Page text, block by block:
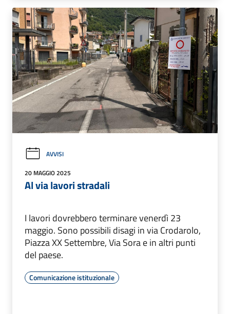
AVVISI
20 MAGGIO 2025
Al via lavori stradali
I lavori dovrebbero terminare venerdì 23
maggio. Sono possibili disagi in via Crodarolo,
Piazza XX Settembre, Via Sora e in altri punti
del paese.
Comunicazione istituzionale